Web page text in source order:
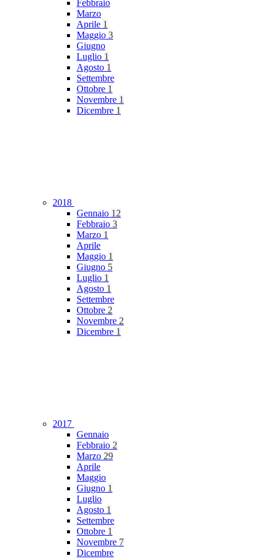
Febbraio
Marzo
Aprile 1
Maggio 3
Giugno
Luglio 1
Agosto 1
Settembre
Ottobre 1
Novembre 1
Dicembre 1
2018
Gennaio 12
Febbraio 3
Marzo 1
Aprile
Maggio 1
Giugno 5
Luglio 1
Agosto 1
Settembre
Ottobre 2
Novembre 2
Dicembre 1
2017
Gennaio
Febbraio 2
Marzo 29
Aprile
Maggio
Giugno 1
Luglio
Agosto 1
Settembre
Ottobre 1
Novembre 7
Dicembre